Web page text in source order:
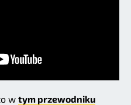
w tym przewodniku